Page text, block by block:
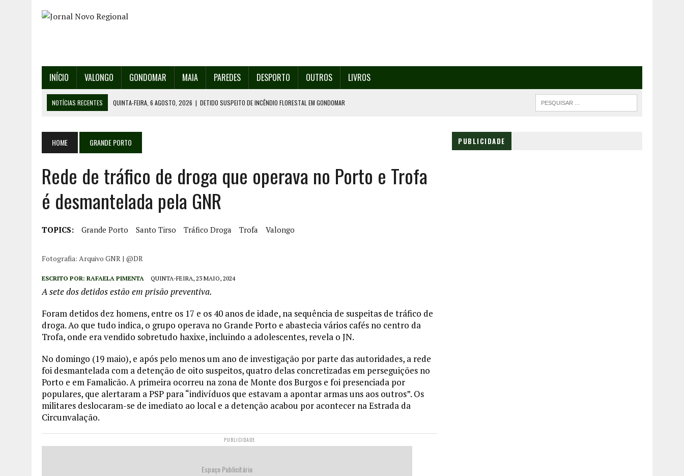
INÍCIO VALONGO GONDOMAR MAIA PAREDES DESPORTO OUTROS LIVROS
NOTÍCIAS RECENTES QUINTA-FEIRA, 6 AGOSTO, 2026 | DETIDO SUSPEITO DE INCÊNDIO FLORESTAL EM GONDOMAR
QUINTA-FEIRA, 6 AGOSTO, 2026 | INCÊNDIOS – FAFE: PJ DETÉM SUSPEITA DE ATEAR FOGO COM ISQUEIRO
SEXTA-FEIRA, 7 AGOSTO, 2026 | FESTAS DA CIDADE DE VALONGO E 13º ENCONTRO ASSOCIATIVO DE 14 A 17 DE AGOSTO
HOME GRANDE PORTO
Rede de tráfico de droga que operava no Porto e Trofa
é desmantelada pela GNR
TOPICS: Grande Porto Santo Tirso Tráfico Droga Trofa Valongo
Fotografia: Arquivo GNR | @DR
ESCRITO POR: RAFAELA PIMENTA QUINTA-FEIRA, 23 MAIO, 2024
A sete dos detidos estão em prisão preventiva.
Foram detidos dez homens, entre os 17 e os 40 anos de idade, na sequência de suspeitas de tráfico de
droga. Ao que tudo indica, o grupo operava no Grande Porto e abastecia vários cafés no centro da
Trofa, onde era vendido sobretudo haxixe, incluindo a adolescentes, revela o JN.
No domingo (19 maio), e após pelo menos um ano de investigação por parte das autoridades, a rede
foi desmantelada com a detenção de oito suspeitos, quatro delas concretizadas em perseguições no
Porto e em Famalicão. A primeira ocorreu na zona de Monte dos Burgos e foi presenciada por
populares, que alertaram a PSP para “indivíduos que estavam a apontar armas uns aos outros”. Os
militares deslocaram-se de imediato ao local e a detenção acabou por acontecer na Estrada da
Circunvalação.
PUBLICIDADE
Espaço Publicitário
PUBLICIDADE